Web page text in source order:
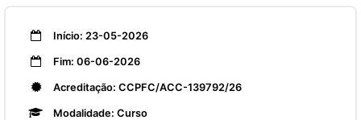
Início: 23-05-2026
Fim: 06-06-2026
Acreditação: CCPFC/ACC-139792/26
Modalidade: Curso